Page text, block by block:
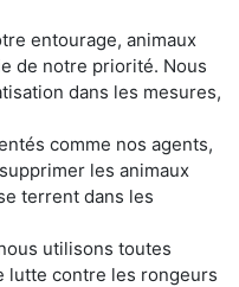
entourage, animaux
de notre priorité. Nous
dans les mesures,
comme nos agents,
les animaux
terrent dans les
utilisons toutes
lutte contre les rongeurs